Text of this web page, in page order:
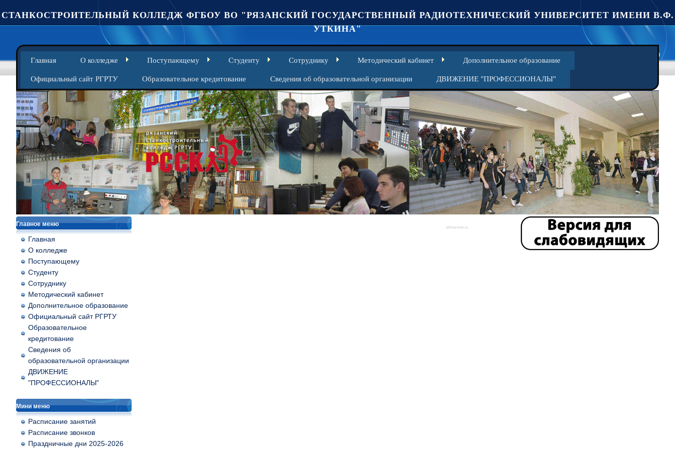
СТАНКОСТРОИТЕЛЬНЫЙ КОЛЛЕДЖ ФГБОУ ВО "РЯЗАНСКИЙ ГОСУДАРСТВЕННЫЙ РАДИОТЕХНИЧЕСКИЙ УНИВЕРСИТЕТ ИМЕНИ В.Ф.
УТКИНА"
Главная О колледже Поступающему Студенту Сотруднику Методический кабинет Дополнительное образование
Официальный сайт РГРТУ Образовательное кредитование Сведения об образовательной организации ДВИЖЕНИЕ "ПРОФЕССИОНАЛЫ"
Главное меню
Главная
О колледже
Поступающему
Студенту
Сотруднику
Методический кабинет
Дополнительное образование
Официальный сайт РГРТУ
Образовательное
кредитование
Сведения об
образовательной организации
ДВИЖЕНИЕ
"ПРОФЕССИОНАЛЫ"
Мини меню
Расписание занятий
Расписание звонков
Праздничные дни 2025-2026
afisha-msk.ru